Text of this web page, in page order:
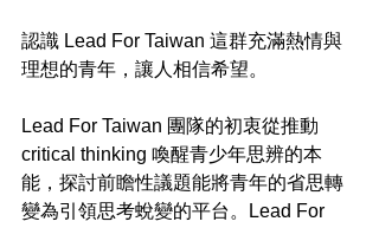
認識 Lead For Taiwan 這群充滿熱情與
理想的青年，讓人相信希望。
Lead For Taiwan 團隊的初衷從推動
critical thinking 喚醒青少年思辨的本
能，探討前瞻性議題能將青年的省思轉
變為引領思考蛻變的平台。Lead For